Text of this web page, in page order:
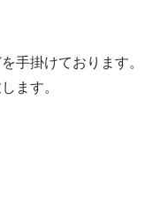
手掛けております。
ます。